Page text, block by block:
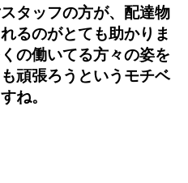
タッフの方が、配達物
るのがとても助かりま
の働いてる方々の姿を
頑張ろうというモチベ
ね。